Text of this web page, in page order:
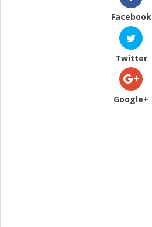
Facebook
Twitter
Google+